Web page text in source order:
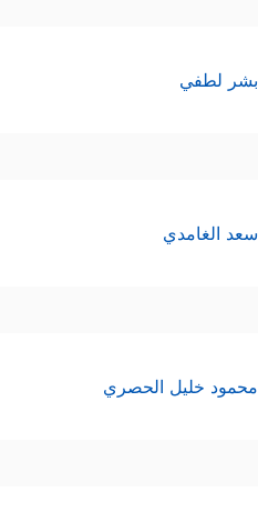
بشر لطفي
سعد الغامدي
محمود خليل الحصري